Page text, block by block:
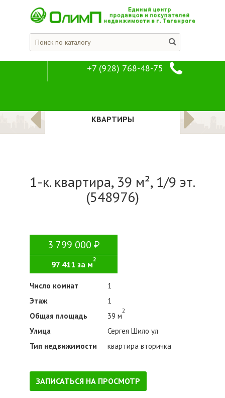
+7 (928) 768-48-75
КВАРТИРЫ
1-к. квартира, 39 м², 1/9 эт.
(548976)
3 799 000
97 411 за м
2
Число комнат
1
Этаж
1
Общая площадь
39 м
2
Улица
Сергея Шило ул
Тип недвижимости
квартира вторичка
ЗАПИСАТЬСЯ НА ПРОСМОТР